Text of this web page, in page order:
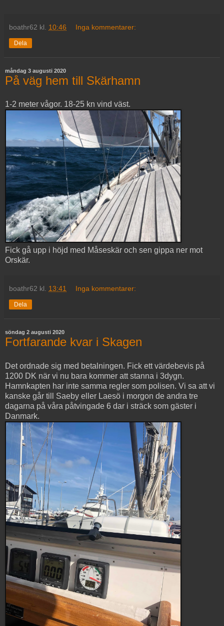
boathr62 kl. 10:46 Inga kommentarer:
Dela
måndag 3 augusti 2020
På väg hem till Skärhamn
1-2 meter vågor. 18-25 kn vind väst.
Fick gå upp i höjd med Måseskär och sen gippa ner mot
Orskär.
boathr62 kl. 13:41 Inga kommentarer:
Dela
söndag 2 augusti 2020
Fortfarande kvar i Skagen
Det ordnade sig med betalningen. Fick ett värdebevis på
1200 DK när vi nu bara kommer att stanna i 3dygn.
Hamnkapten har inte samma regler som polisen. Vi sa att vi
kanske går till Saeby eller Laesö i morgon de andra tre
dagarna på våra påtvingade 6 dar i sträck som gäster i
Danmark.